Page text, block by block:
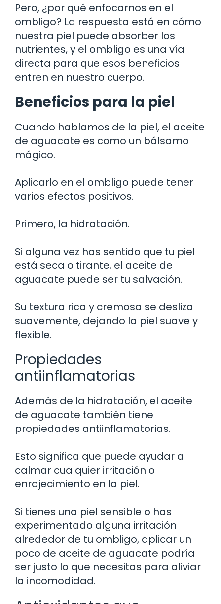
Pero, ¿por qué enfocarnos en el
ombligo? La respuesta está en cómo
nuestra piel puede absorber los
nutrientes, y el ombligo es una vía
directa para que esos beneficios
entren en nuestro cuerpo.
Beneficios para la piel
Cuando hablamos de la piel, el aceite
de aguacate es como un bálsamo
mágico.
Aplicarlo en el ombligo puede tener
varios efectos positivos.
Primero, la hidratación.
Si alguna vez has sentido que tu piel
está seca o tirante, el aceite de
aguacate puede ser tu salvación.
Su textura rica y cremosa se desliza
suavemente, dejando la piel suave y
flexible.
Propiedades
antiinflamatorias
Además de la hidratación, el aceite
de aguacate también tiene
propiedades antiinflamatorias.
Esto significa que puede ayudar a
calmar cualquier irritación o
enrojecimiento en la piel.
Si tienes una piel sensible o has
experimentado alguna irritación
alrededor de tu ombligo, aplicar un
poco de aceite de aguacate podría
ser justo lo que necesitas para aliviar
la incomodidad.